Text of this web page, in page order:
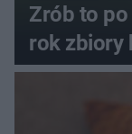
Zrób to
rok zbiory